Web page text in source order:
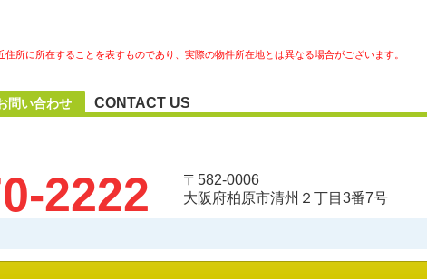
所に所在することを表すものであり、実際の物件所在地とは異なる場合がございます。
問い合わせ CONTACT US
2222
〒582-0006
大阪府柏原市清州２丁目3番7号